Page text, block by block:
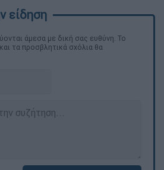
άμεσα με δική σας ευθύνη. Το
τα προσβλητικά σχόλια θα